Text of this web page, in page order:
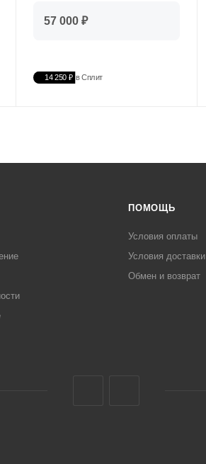
57 000 ₽
14 250 ₽ в Сплит
ПОМОЩЬ
Условия оплаты
Условия доставки
Обмен и возврат